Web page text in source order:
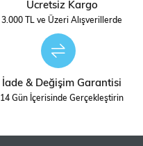
Ücretsiz Kargo
3.000 TL ve Üzeri Alışverillerde
İade & Değişim Garantisi
14 Gün İçerisinde Gerçekleştirin